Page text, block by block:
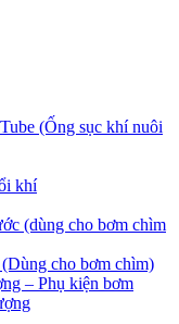
(Ống sục khí nuôi
khí
(dùng cho bơm chìm
cho bơm chìm)
– Phụ kiện bơm